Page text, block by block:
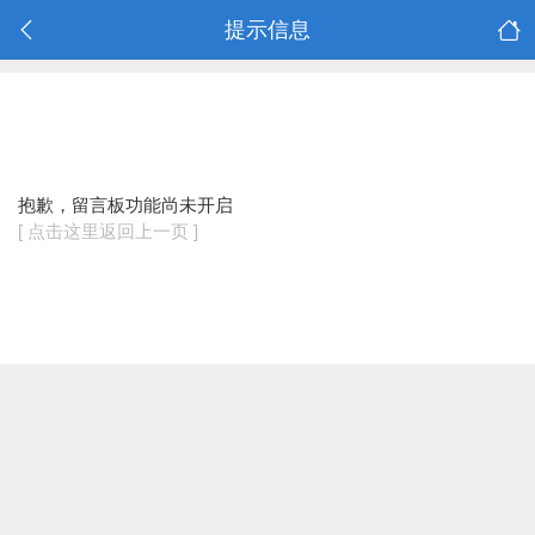
提示信息
抱歉，留言板功能尚未开启
[ 点击这里返回上一页 ]